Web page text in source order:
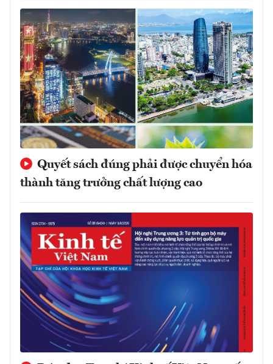
Quyết sách đúng phải được chuyển hóa
thành tăng trưởng chất lượng cao